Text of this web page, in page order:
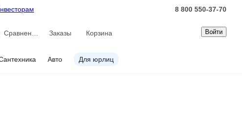
8 800 550-37-70
Заказы Корзина Войти
Авто Для юрлиц